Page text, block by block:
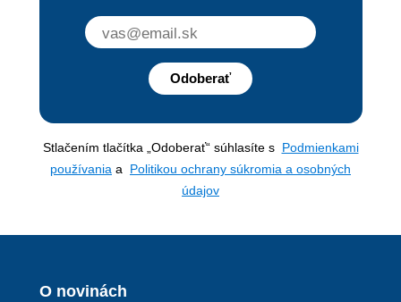
Odoberať
Stlačením tlačítka „Odoberať“ súhlasíte s Podmienkami
používania a Politikou ochrany súkromia a osobných
údajov
O novinách